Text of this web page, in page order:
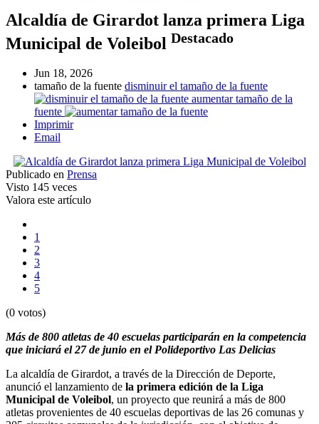
Alcaldía de Girardot lanza primera Liga
Municipal de Voleibol Destacado
Jun 18, 2026
tamaño de la fuente disminuir el tamaño de la fuente
aumentar tamaño de la
fuente
Imprimir
Email
Publicado en Prensa
Visto 145 veces
Valora este artículo
1
2
3
4
5
(0 votos)
Más de 800 atletas de 40 escuelas participarán en la competencia
que iniciará el 27 de junio en el Polideportivo Las Delicias
La alcaldía de Girardot, a través de la Dirección de Deporte,
anunció el lanzamiento de la primera edición de la Liga
Municipal de Voleibol, un proyecto que reunirá a más de 800
atletas provenientes de 40 escuelas deportivas de las 26 comunas y